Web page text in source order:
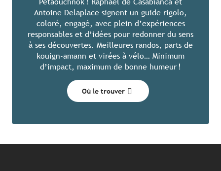
Petaouchnok ! Raphaël de Casabianca et
Antoine Delaplace signent un guide rigolo,
coloré, engagé, avec plein d’expériences
responsables et d’idées pour redonner du sens
à ses découvertes. Meilleures randos, parts de
kouign-amann et virées à vélo… Minimum
d’impact, maximum de bonne humeur !
Où le trouver